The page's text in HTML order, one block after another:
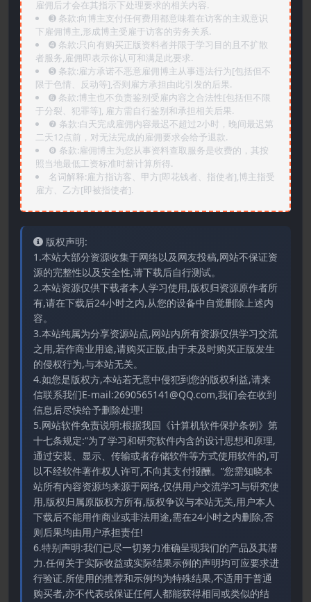
雇佣后才会在其指示下处理要求的相关内容.
➌️ 条款:向博主支付任何费用都意味着在访客的主观意识
下雇佣博主,形成博主受雇于访客的劳务关系.
➍️ 条款:只向有购买正版资料者并限于学习目的且不扩散
者服务,雇佣即表示你认可和满足此要求.
➎ 条款:雇方承诺不恶意雇佣博主从事违法行为[包括但不
限于色情、反动等],否则雇方承担由此引发的后果.
➏️ 条款:博主也不负责鉴别受雇内容之合法性[包括但不限
于分裂、犯罪等], 雇方需自行鉴别和承担相关后果.
❼ 条款:白天完成雇佣内容最迟不超过2小时，晚间最迟第
二天12点前，对无法完成的雇佣要求会给予退款.
❽ 条款:雇佣博主为您从事资料查取服务是收费的，其按
照当地最低工资标准时薪计算所得.
名词解释:雇方指访客、甲方[即花钱者、指使者],博主指受
雇方、乙方[即被指使者].
版权声明:
1.本站大部分资源收集于网络以及网友投稿,网站不保证资
源的完整性以及安全性,请下载后自行测试。
2.本站资源仅供下载者本人学习使用,版权归资源原作者所
有,请在下载后24小时之内,从您的设备中自觉删除上述内
容。
3.本站纯属为分享资源站点,网站内所有资源仅供学习交流
之用,若作商业用途,请购买正版,由于未及时购买正版发生
的侵权行为,与本站无关。
4.如您是版权方,本站若无意中侵犯到您的版权利益,请来
信联系我们E-mail:2690565141@QQ.com,我们会在收到
信息后尽快给予删除处理!
5.网站软件免责说明:根据我国《计算机软件保护条例》第
十七条规定:“为了学习和研究软件内含的设计思想和原理,
通过安装、显示、传输或者存储软件等方式使用软件的,可
以不经软件著作权人许可,不向其支付报酬。”您需知晓本
站所有内容资源均来源于网络,仅供用户交流学习与研究使
用,版权归属原版权方所有,版权争议与本站无关,用户本人
下载后不能用作商业或非法用途,需在24小时之内删除,否
则后果均由用户承担责任!
6.特别声明:我们已尽一切努力准确呈现我们的产品及其潜
力.任何关于实际收益或实际结果示例的声明均可应要求进
行验证.所使用的推荐和示例均为特殊结果,不适用于普通
购买者,亦不代表或保证任何人都能获得相同或类似的结